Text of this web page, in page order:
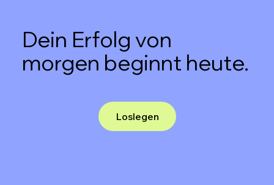
Dein Erfolg von
morgen beginnt heute.
Loslegen